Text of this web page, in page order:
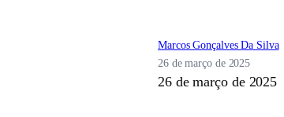
Marcos Gonçalves Da Silva
26 de março de 2025
26 de março de 2025